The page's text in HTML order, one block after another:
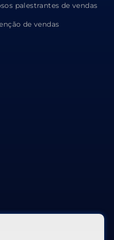
palestrantes de vendas
de vendas